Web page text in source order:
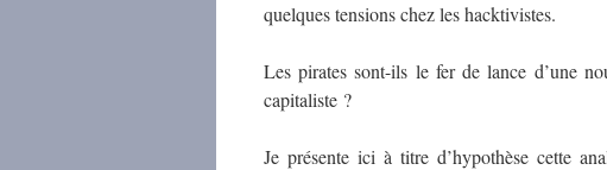
quelques tensions chez les hacktivistes.
Les pirates sont-ils le fer de lance d’une
capitaliste ?
Je présente ici à titre d’hypothèse cette